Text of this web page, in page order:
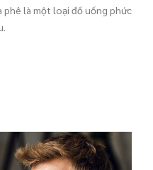
phê là một loại đồ uống phức